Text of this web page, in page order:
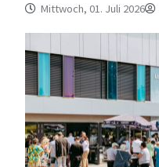
Mittwoch, 01. Juli 2026